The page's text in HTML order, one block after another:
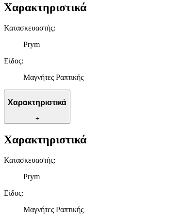
Χαρακτηριστικά
Κατασκευαστής:
Prym
Είδος:
Μαγνήτες Ραπτικής
Χαρακτηριστικά
+
Χαρακτηριστικά
Κατασκευαστής:
Prym
Είδος:
Μαγνήτες Ραπτικής